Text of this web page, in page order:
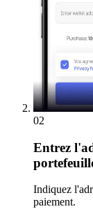
02
Entrez
Indiquez
paiement.